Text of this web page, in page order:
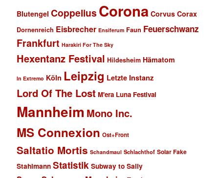
Blutengel Coppelius Corona Corvus Corax
Dornenreich Eisbrecher Ensiferum Faun Feuerschwanz
Frankfurt Harakiri For The Sky
Hexentanz Festival Hildesheim Hämatom
In Extremo Köln Leipzig Letzte Instanz
Lord Of The Lost M'era Luna Festival
Mannheim Mono Inc.
MS Connexion Ost+Front
Saltatio Mortis Schandmaul Schlachthof Solar Fake
Stahlmann Statistik Subway to Sally